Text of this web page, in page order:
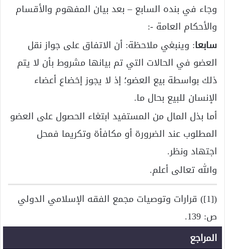
وجاء في بنده السابع – بعد بيان المفهوم والأقسام
والأحكام العامة -:
سابعا: وينبغي ملاحظة: أن الاتفاق على جواز نقل
العضو في الحالات التي تم بيانها مشروط بأن لا يتم
ذلك بواسطة بيع العضو؛ إذ لا يجوز إخضاع أعضاء
الإنسان للبيع بحال ما.
أما بذل المال من المستفيد ابتغاء الحصول على العضو
المطلوب عند الضرورة أو مكافأة وتكريما فمحل
اجتهاد ونظر.
والله تعالى أعلم.
([1]) قرارات وتوصيات مجمع الفقه الإسلامي الدولي
ص: 139.
المراجع